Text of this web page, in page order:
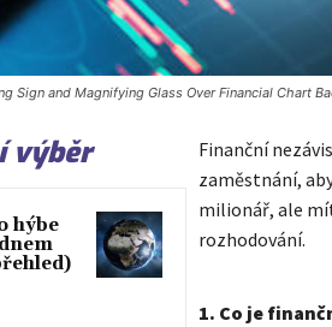
Sign and Magnifying Glass Over Financial Chart
výběr
hýbe
Finanční
zaměstnání,
milionář, ale
rozhodování.
1. Co je